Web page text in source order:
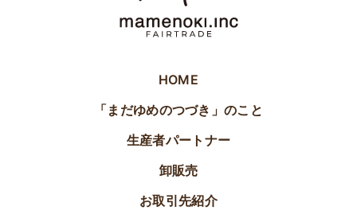
HOME
「まだゆめのつづき」のこと
生産者パートナー
卸販売
お取引先紹介